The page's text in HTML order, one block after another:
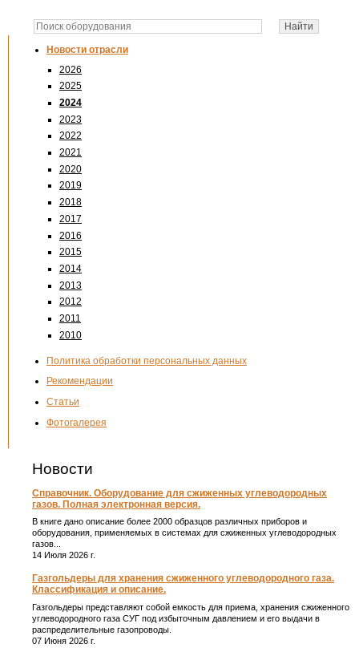
Новости отрасли
2026
2025
2024
2023
2022
2021
2020
2019
2018
2017
2016
2015
2014
2013
2012
2011
2010
Политика обработки персональных данных
Рекомендации
Статьи
Фотогалерея
Новости
Справочник. Оборудование для сжиженных углеводородных
газов. Полная электронная версия.
В книге дано описание более 2000 образцов различных приборов и
оборудования, применяемых в системах для сжиженных углеводородных
газов...
14 Июля 2026 г.
Газгольдеры для хранения сжиженного углеводородного газа.
Классификация и описание.
Газгольдеры представляют собой емкость для приема, хранения сжиженного
углеводородного газа СУГ под избыточным давлением и его выдачи в
распределительные газопроводы.
07 Июня 2026 г.